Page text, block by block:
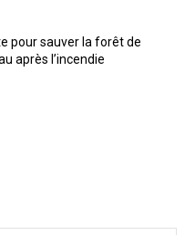
pour sauver la forêt de
après l’incendie